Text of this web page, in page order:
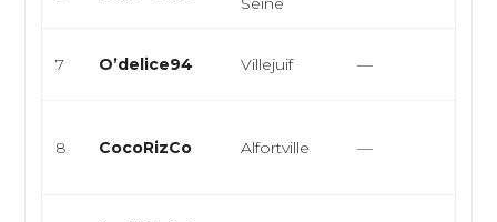
7 O’delice94 Villejuif —
8 CocoRizCo Alfortville —